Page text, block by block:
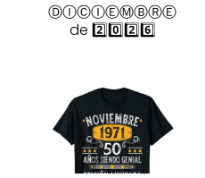
ⒹⒾⒸⒾⒺⓂⒷⓇⒺ
de 2️⃣0️⃣2️⃣6️⃣